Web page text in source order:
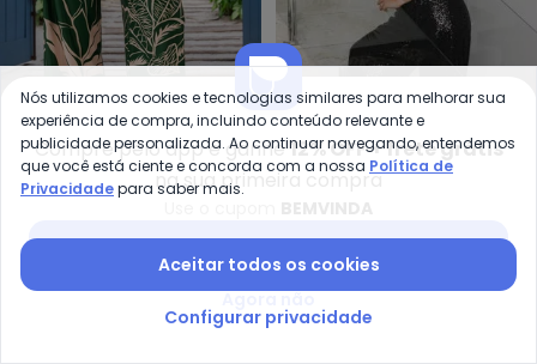
Quintess - Calça (Folhagem
Calça (Folhagem Verde)
em Malha Texturizada
QUINTESS
A partir de R$ 119,99R$ 149,99
ou4xdeR$ 29,99semjuros
Calça em Paetê (Preto)
QUINTESS
R$ 149,99
ou5xdeR$ 29,99semjuros
Compre pelo app e ganhe12% OFF + frete grátis
na sua primeira compra
Nós utilizamos cookies e tecnologias similares para melhorar sua
experiência de compra, incluindo conteúdo relevante e
publicidade personalizada. Ao continuar navegando, entendemos
que você está ciente e concorda com a nossa Política de
Privacidadepara saber mais.
Aceitar todos os cookies
Configurar privacidade